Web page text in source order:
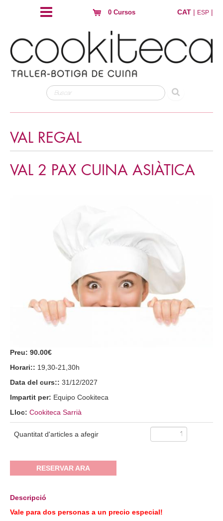
0 Cursos CAT | ESP |
VAL REGAL
VAL 2 PAX CUINA ASIÀTICA
Preu: 90.00€
Horari:: 19,30-21,30h
Data del curs:: 31/12/2027
Impartit per: Equipo Cookiteca
Lloc: Cookiteca Sarrià
Quantitat d'articles a afegir
RESERVAR ARA
Descripció
Vale para dos personas a un precio especial!